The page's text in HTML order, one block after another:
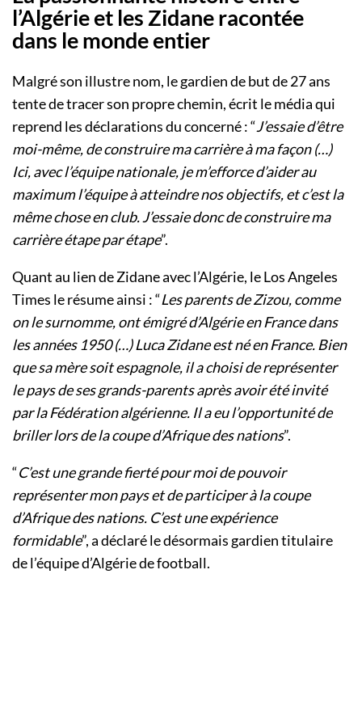
l’Algérie et les Zidane racontée
dans le monde entier
Malgré son illustre nom, le gardien de but de 27 ans
tente de tracer son propre chemin, écrit le média qui
reprend les déclarations du concerné : “J’essaie d’être
moi-même, de construire ma carrière à ma façon (…)
Ici, avec l’équipe nationale, je m’efforce d’aider au
maximum l’équipe à atteindre nos objectifs, et c’est la
même chose en club. J’essaie donc de construire ma
carrière étape par étape”.
Quant au lien de Zidane avec l’Algérie, le Los Angeles
Times le résume ainsi : “Les parents de Zizou, comme
on le surnomme, ont émigré d’Algérie en France dans
les années 1950 (…) Luca Zidane est né en France. Bien
que sa mère soit espagnole, il a choisi de représenter
le pays de ses grands-parents après avoir été invité
par la Fédération algérienne. Il a eu l’opportunité de
briller lors de la coupe d’Afrique des nations”.
“C’est une grande fierté pour moi de pouvoir
représenter mon pays et de participer à la coupe
d’Afrique des nations. C’est une expérience
formidable”, a déclaré le désormais gardien titulaire
de l’équipe d’Algérie de football.